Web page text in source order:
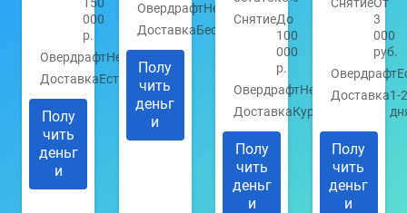
000
р.
ОвердрафтНет
ДоставкаЕсть
Полу
чить
деньг
и
ОвердрафтНет
ДоставкаБесплатно
Полу
чить
деньг
и
СнятиеДо
100
000
р.
ОвердрафтНет
ДоставкаКурьером
Полу
чить
деньг
и
3
000
руб.
Овердрафт
Доставка1-2
Полу
чить
деньг
и